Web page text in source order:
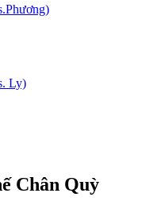
Ly)
Chân Quỳ